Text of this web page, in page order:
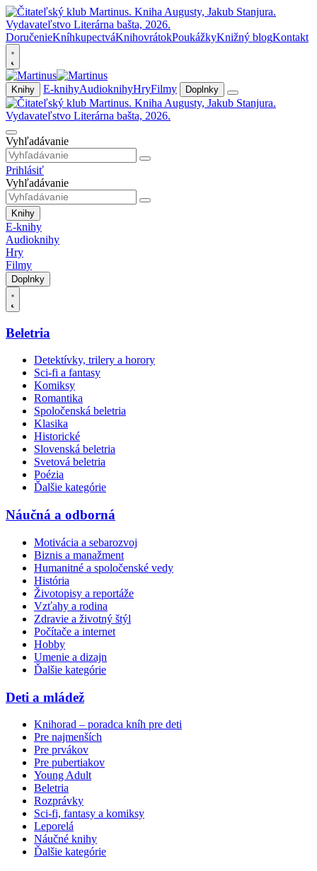
DoručenieKníhkupectváKnihovrátokPoukážkyKnižný blogKontakt
Knihy E-knihyAudioknihyHryFilmy Doplnky
Vyhľadávanie
Prihlásiť
Vyhľadávanie
Knihy
E-knihy
Audioknihy
Hry
Filmy
Doplnky
Beletria
Detektívky, trilery a horory
Sci-fi a fantasy
Komiksy
Romantika
Spoločenská beletria
Klasika
Historické
Slovenská beletria
Svetová beletria
Poézia
Ďalšie kategórie
Náučná a odborná
Motivácia a sebarozvoj
Biznis a manažment
Humanitné a spoločenské vedy
História
Životopisy a reportáže
Vzťahy a rodina
Zdravie a životný štýl
Počítače a internet
Hobby
Umenie a dizajn
Ďalšie kategórie
Deti a mládež
Knihorad – poradca kníh pre deti
Pre najmenších
Pre prvákov
Pre pubertiakov
Young Adult
Beletria
Rozprávky
Sci-fi, fantasy a komiksy
Leporelá
Náučné knihy
Ďalšie kategórie